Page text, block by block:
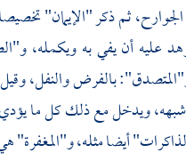
ثم ذكر "الإيمان"
عليه أن يفي به ويكمله،
و"المتصدق": بالفرض
ويدخل مع ذلك كل ما يؤدي
أيضا مثله،